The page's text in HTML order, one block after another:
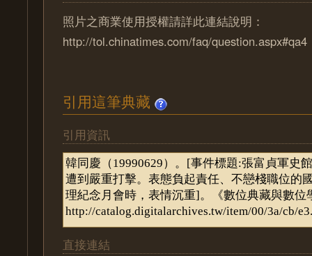
照片之商業使用授權請詳此連結說明：
http://tol.chinatimes.com/faq/question.aspx#qa4
引用這筆典藏
引用資訊
直接連結